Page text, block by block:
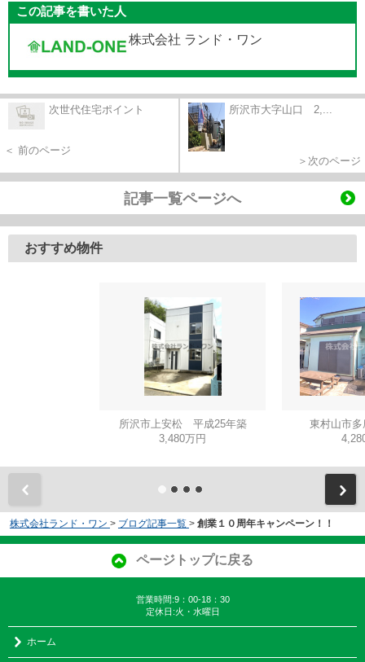
この記事を書いた人
株式会社 ランド・ワン
次世代住宅ポイント
＜ 前のページ
所沢市大字山口 2,...
＞次のページ
記事一覧ページへ
おすすめ物件
所沢市上安松 平成25年築
3,480万円
東村山市
株式会社ランド・ワン > ブログ記事一覧 > 創業１０周年キャンペーン！！
ページトップに戻る
営業時間:9：00-18：30
定休日:火・水曜日
ホーム